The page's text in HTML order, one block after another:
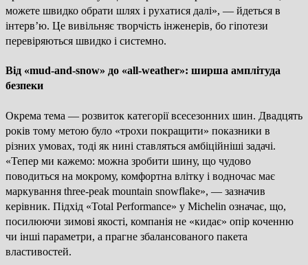
можете швидко обрати шлях і рухатися далі», — йдеться в
інтерв’ю. Це вивільняє творчість інженерів, бо гіпотези
перевіряються швидко і системно.
Від «mud-and-snow» до «all-weather»: ширша амплітуда
безпеки
Окрема тема — розвиток категорії всесезонних шин. Двадцять
років тому метою було «трохи покращити» показники в
різних умовах, тоді як нині ставляться амбіційніші задачі.
«Тепер ми кажемо: можна зробити шину, що чудово
поводиться на мокрому, комфортна влітку і водночас має
маркування three-peak mountain snowflake», — зазначив
керівник. Підхід «Total Performance» у Michelin означає, що,
посилюючи зимові якості, компанія не «кидає» опір коченню
чи інші параметри, а прагне збалансованого пакета
властивостей.